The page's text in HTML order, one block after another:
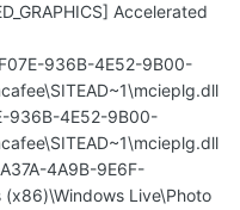
Accelerated
936B-4E52-9B00-
936B-4E52-9B00-
4A9B-9E6F-
Live\Photo